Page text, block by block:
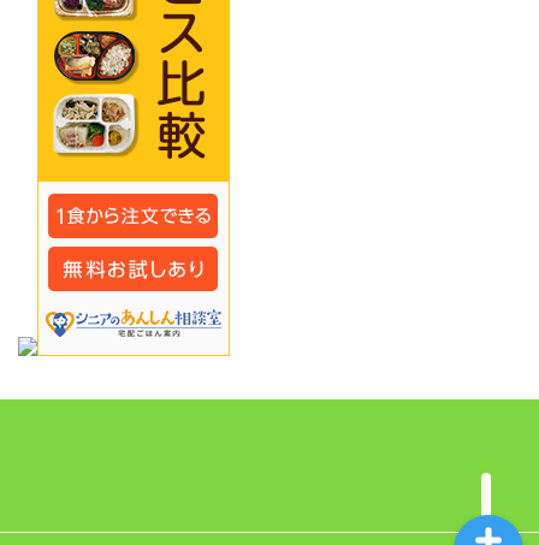
漢方ブログ「玄武の薬箱」